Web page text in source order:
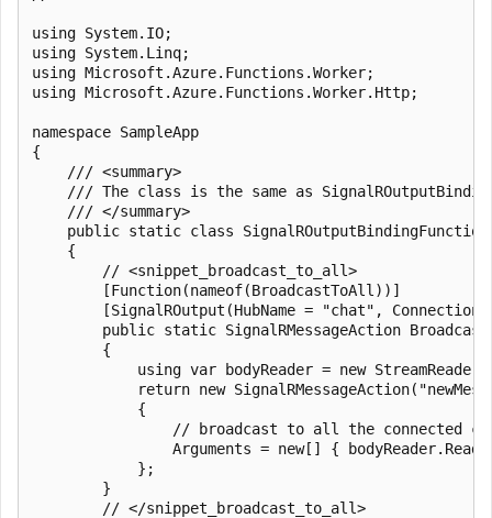
using System.IO;
using System.Linq;
using Microsoft.Azure.Functions.Worker;
using Microsoft.Azure.Functions.Worker.Http;
namespace SampleApp
{
    /// <summary>
/// The class is the same as
    /// </summary>
public static class
    {
        // <snippet_broadcast_to_all>
        [Function(nameof(BroadcastToAll))]
[SignalROutput(HubName = "chat",
public static SignalRMessageAction
        {
using var bodyReader = new
return new
            {
// broadcast to all the connected
Arguments = new[] {
            };
        }
        // </snippet_broadcast_to_all>